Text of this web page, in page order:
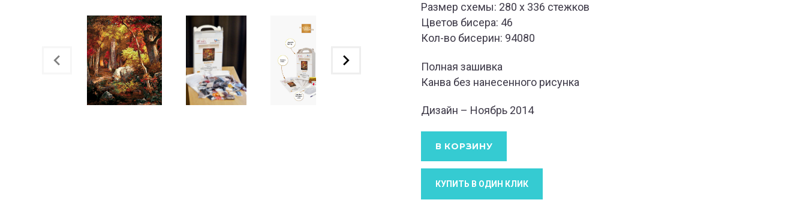
Размер схемы: 280 x 336 стежков
Цветов бисера: 46
Кол-во бисерин: 94080
Полная зашивка
Канва без нанесенного рисунка
Дизайн – Ноябрь 2014
В КОРЗИНУ
КУПИТЬ В ОДИН КЛИК